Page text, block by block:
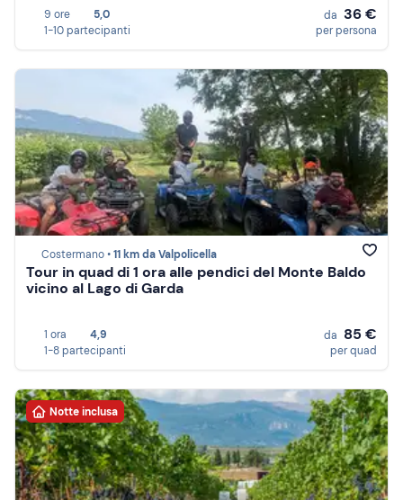
9 ore
5,0
1-10 partecipanti
da 36 €
per persona
Costermano •11 km da Valpolicella
Tour in quad di 1 ora alle pendici del Monte Baldo
vicino al Lago di Garda
1 ora
4,9
1-8 partecipanti
da 85 €
per quad
Notte inclusa